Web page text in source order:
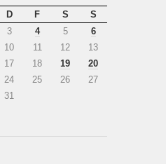
D F S
S
3 4 5
6
10 11 12
13
17 18 19
20
24 25 26
27
31